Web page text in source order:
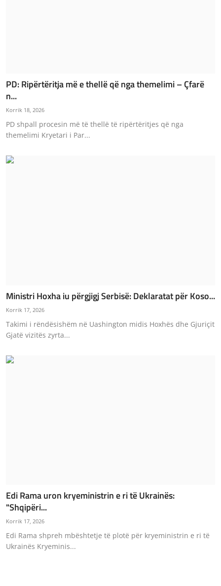
PD: Ripërtëritja më e thellë që nga themelimi – Çfarë
n...
Korrik 18, 2026
PD shpall procesin më të thellë të ripërtëritjes që nga
themelimi Kryetari i Par...
Ministri Hoxha iu përgjigj Serbisë: Deklaratat për Koso...
Korrik 17, 2026
Takimi i rëndësishëm në Uashington midis Hoxhës dhe Gjuriçit
Gjatë vizitës zyrta...
Edi Rama uron kryeministrin e ri të Ukrainës:
"Shqipëri...
Korrik 17, 2026
Edi Rama shpreh mbështetje të plotë për kryeministrin e ri të
Ukrainës Kryeminis...